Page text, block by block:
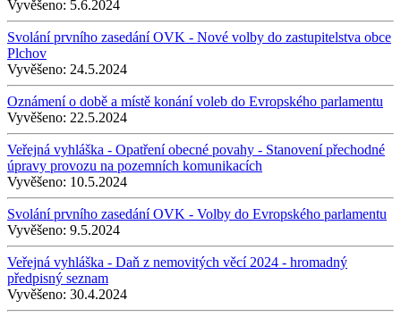
Vyvěšeno: 5.6.2024
Svolání prvního zasedání OVK - Nové volby do zastupitelstva obce
Plchov
Vyvěšeno: 24.5.2024
Oznámení o době a místě konání voleb do Evropského parlamentu
Vyvěšeno: 22.5.2024
Veřejná vyhláška - Opatření obecné povahy - Stanovení přechodné
úpravy provozu na pozemních komunikacích
Vyvěšeno: 10.5.2024
Svolání prvního zasedání OVK - Volby do Evropského parlamentu
Vyvěšeno: 9.5.2024
Veřejná vyhláška - Daň z nemovitých věcí 2024 - hromadný
předpisný seznam
Vyvěšeno: 30.4.2024